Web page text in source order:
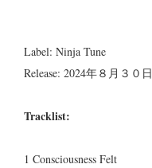
Label: Ninja Tune
Release: 2024年８月３０日
Tracklist:
1 Consciousness Felt